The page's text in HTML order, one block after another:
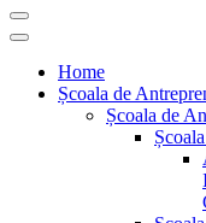
Home
Școala de
Școala de